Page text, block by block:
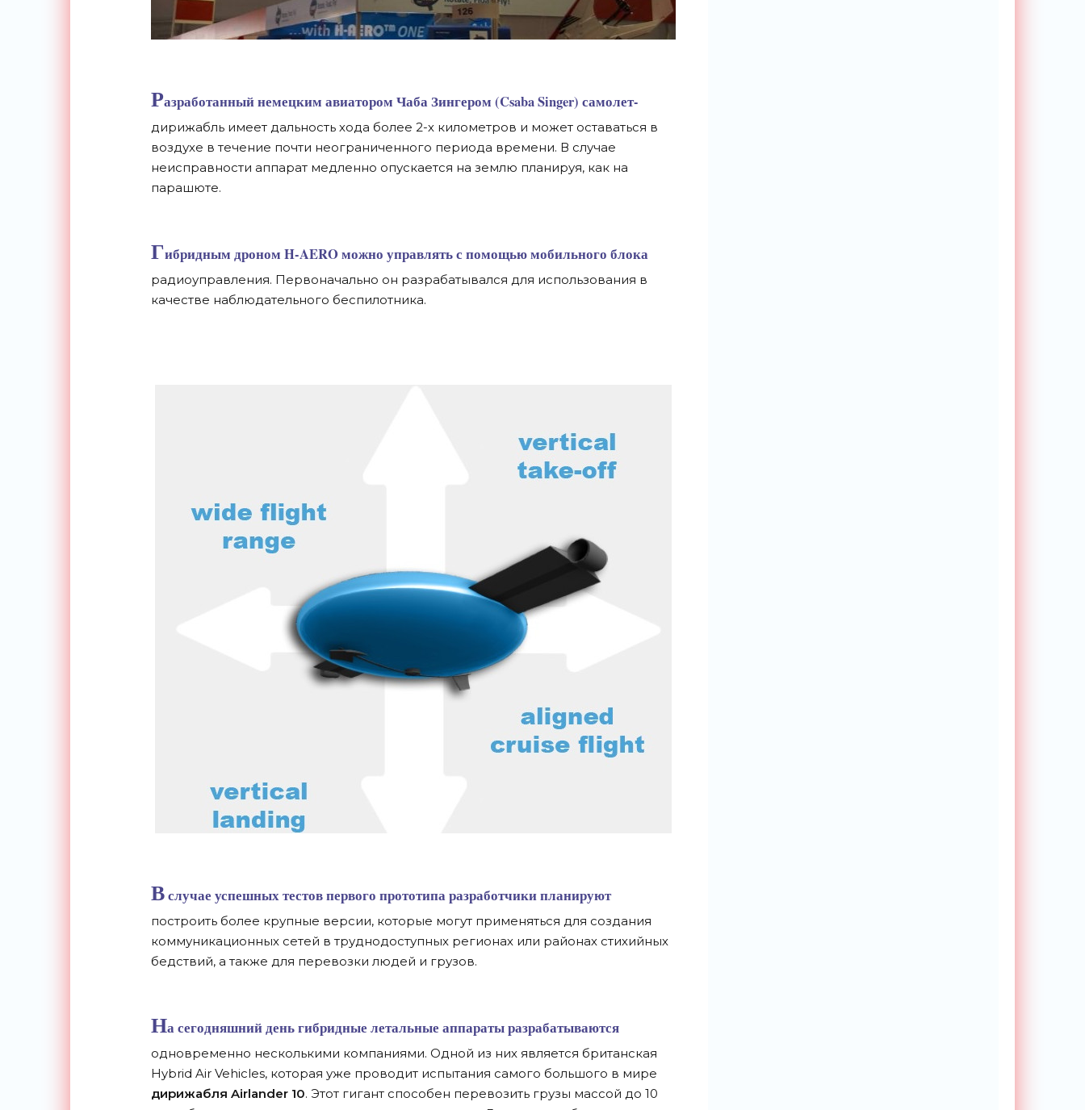
Разработанный немецким авиатором Чаба Зингером (Csaba Singer) самолет-
дирижабль имеет дальность хода более 2-х километров и может оставаться в
воздухе в течение почти неограниченного периода времени. В случае
неисправности аппарат медленно опускается на землю планируя, как на
парашюте.
Гибридным дроном H-AERO можно управлять с помощью мобильного блока
радиоуправления. Первоначально он разрабатывался для использования в
качестве наблюдательного беспилотника.
Вслучае успешных тестов первого прототипа разработчики планируют
построить более крупные версии, которые могут применяться для создания
коммуникационных сетей в труднодоступных регионах или районах стихийных
бедствий, а также для перевозки людей и грузов.
На сегодняшний день гибридные летальные аппараты разрабатываются
одновременно несколькими компаниями. Одной из них является британская
Hybrid Air Vehicles, которая уже проводит испытания самого большого в мире
дирижабля Airlander 10. Этот гигант способен перевозить грузы массой до 10